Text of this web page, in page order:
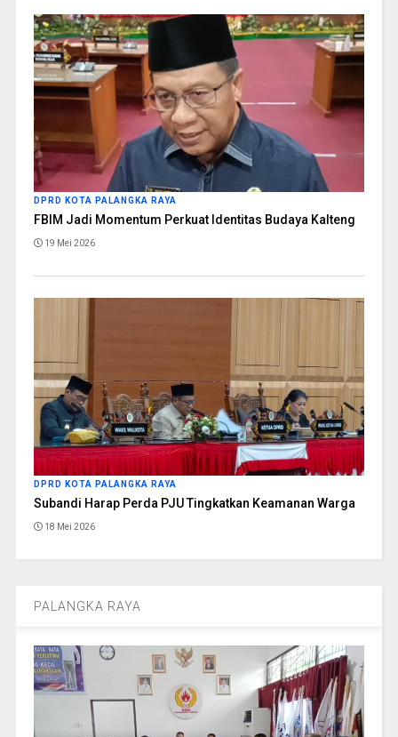
DPRD KOTA PALANGKA RAYA
FBIM Jadi Momentum Perkuat Identitas Budaya Kalteng
19 Mei 2026
DPRD KOTA PALANGKA RAYA
Subandi Harap Perda PJU Tingkatkan Keamanan Warga
18 Mei 2026
PALANGKA RAYA